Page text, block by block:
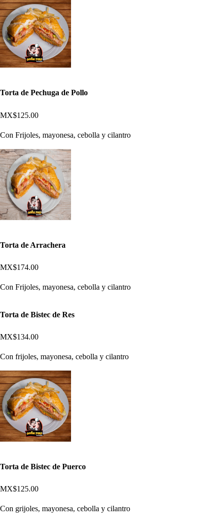
Torta de Pechuga de Pollo
MX$125.00
Con Frijoles, mayonesa, cebolla y cilantro
Torta de Arrachera
MX$174.00
Con Frijoles, mayonesa, cebolla y cilantro
Torta de Bistec de Res
MX$134.00
Con frijoles, mayonesa, cebolla y cilantro
Torta de Bistec de Puerco
MX$125.00
Con grijoles, mayonesa, cebolla y cilantro